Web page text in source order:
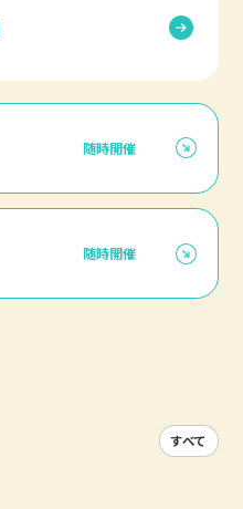
随時開催
随時開催
すべて